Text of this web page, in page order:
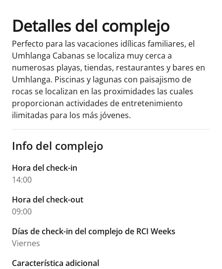
Detalles del complejo
Perfecto para las vacaciones idílicas familiares, el
Umhlanga Cabanas se localiza muy cerca a
numerosas playas, tiendas, restaurantes y bares en
Umhlanga. Piscinas y lagunas con paisajismo de
rocas se localizan en las proximidades las cuales
proporcionan actividades de entretenimiento
ilimitadas para los más jóvenes.
Info del complejo
Hora del check-in
14:00
Hora del check-out
09:00
Días de check-in del complejo de RCI Weeks
Viernes
Característica adicional